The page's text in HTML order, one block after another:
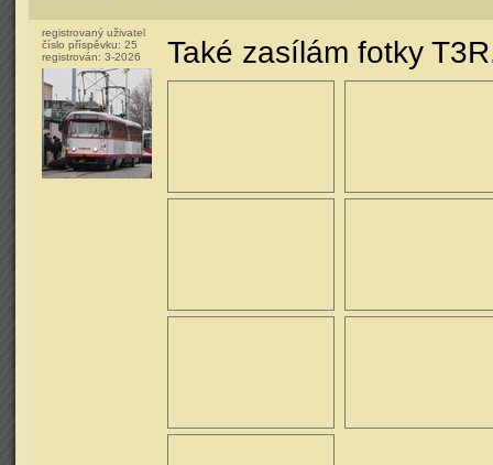
registrovaný uživatel
číslo příspěvku: 25
registrován: 3-2026 Také zasílám fotky